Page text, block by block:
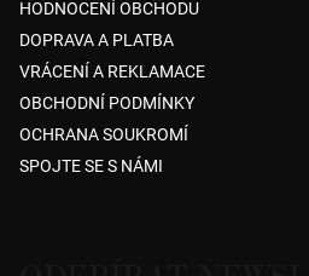
HODNOCENÍ OBCHODU
DOPRAVA A PLATBA
VRÁCENÍ A REKLAMACE
OBCHODNÍ PODMÍNKY
OCHRANA SOUKROMÍ
SPOJTE SE S NÁMI